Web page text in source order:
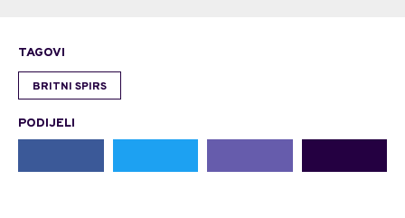
TAGOVI
BRITNI SPIRS
PODIJELI